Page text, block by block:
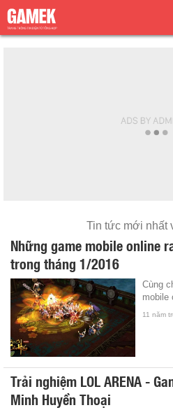
Tin tức mới nhất
Những game mobile online
trong tháng 1/2016
Cùng
mobile
11 năm
Trải nghiệm LOL ARENA -
Minh Huyền Thoại